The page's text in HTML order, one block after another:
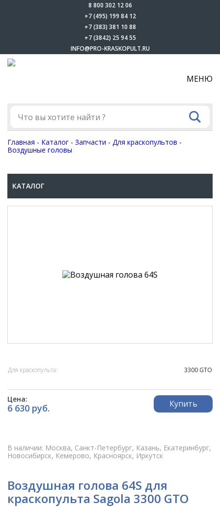
8 800 302 12 06
+7 (495) 199 84 12
+7 (383) 381 10 88
+7 (3842) 25 94 55
INFO@PRO-KRASKOPULT.RU
МЕНЮ
Главная - Каталог - Запчасти - Для краскопультов -
Воздушные головы
КАТАЛОГ
Для краскопульта: 3300 GTO
Цена:
6 630 руб. Купить
В наличии: Москва, Санкт-Петербург, Казань, Екатеринбург,
Новосибирск, Кемерово, Красноярск, Иркутск
Воздушная голова 64S для
краскопульта Sagola 3300 GTO